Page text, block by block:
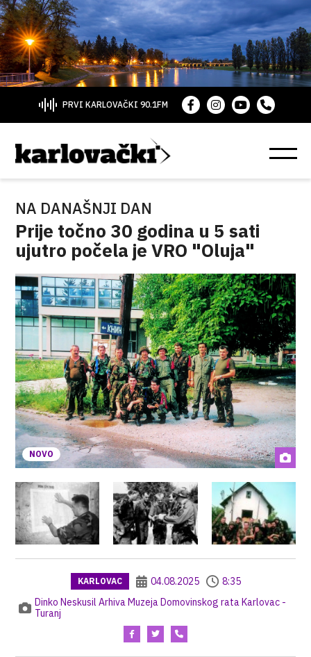
PRVI KARLOVAČKI 90.1FM
NA DANAŠNJI DAN
Prije točno 30 godina u 5 sati
ujutro počela je VRO "Oluja"
NOVO
KARLOVAC 04.08.2025
8:35
Dinko Neskusil Arhiva Muzeja Domovinskog rata Karlovac -
Turanj